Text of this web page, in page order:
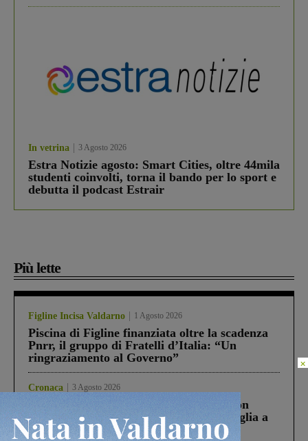
In vetrina 3 Agosto 2026
Estra Notizie agosto: Smart Cities, oltre 44mila
studenti coinvolti, torna il bando per lo sport e
debutta il podcast Estrair
Più lette
Figline Incisa Valdarno 1 Agosto 2026
Piscina di Figline finanziata oltre la scadenza
Pnrr, il gruppo di Fratelli d’Italia: “Un
ringraziamento al Governo”
Cronaca 3 Agosto 2026
Scomparso da una struttura di Castiglion
Fiorentino l’uomo che aveva ucciso la figlia a
Levane nel 2020
×